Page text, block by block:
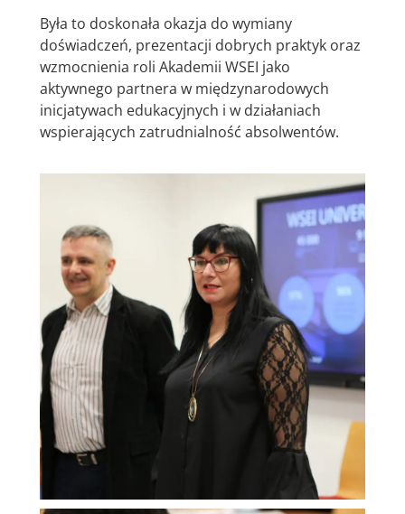
Była to doskonała okazja do wymiany
doświadczeń, prezentacji dobrych praktyk oraz
wzmocnienia roli Akademii WSEI jako
aktywnego partnera w międzynarodowych
inicjatywach edukacyjnych i w działaniach
wspierających zatrudnialność absolwentów.